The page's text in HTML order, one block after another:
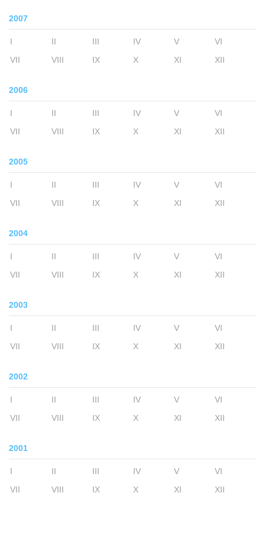
2007
I II III IV V
VI
VII
VIII IX X XI XII
2006
I II III IV V
VI
VII
VIII IX X XI XII
2005
I II III IV V
VI
VII
VIII IX X XI XII
2004
I II III IV V
VI
VII
VIII IX X XI XII
2003
I II III IV V
VI
VII
VIII IX X XI XII
2002
I II III IV V
VI
VII
VIII IX X XI XII
2001
I II III IV V
VI
VII
VIII IX X XI XII